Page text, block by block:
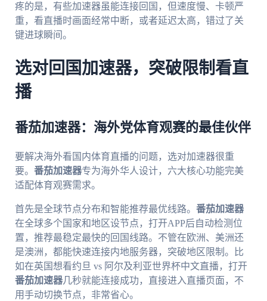
疼的是，有些加速器虽能连接回国，但速度慢、卡顿严
重，看直播时画面经常中断，或者延迟太高，错过了关
键进球瞬间。
选对回国加速器，突破限制看直
播
番茄加速器：海外党体育观赛的最佳伙伴
要解决海外看国内体育直播的问题，选对加速器很重
要。 番茄加速器专为海外华人设计，六大核心功能完美
适配体育观赛需求。
首先是全球节点分布和智能推荐最优线路。 番茄加速器
在全球多个国家和地区设节点，打开APP后自动检测位
置，推荐最稳定最快的回国线路。不管在欧洲、美洲还
是澳洲，都能快速连接内地服务器，突破地区限制。比
如在英国想看约旦 vs 阿尔及利亚世界杯中文直播，打开
番茄加速器几秒就能连接成功，直接进入直播页面，不
用手动切换节点，非常省心。